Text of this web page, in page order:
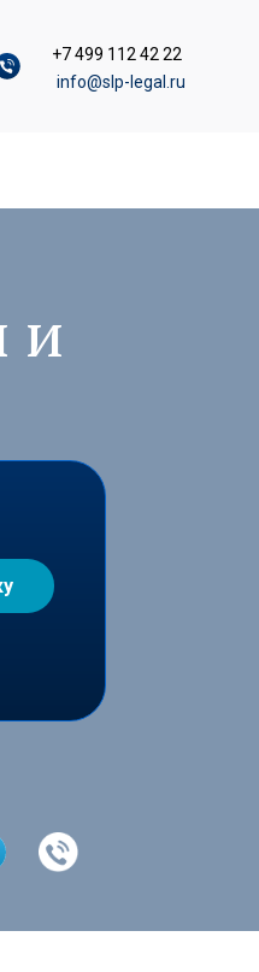
info@slp-legal.ru
+7 499 112 42 22
и